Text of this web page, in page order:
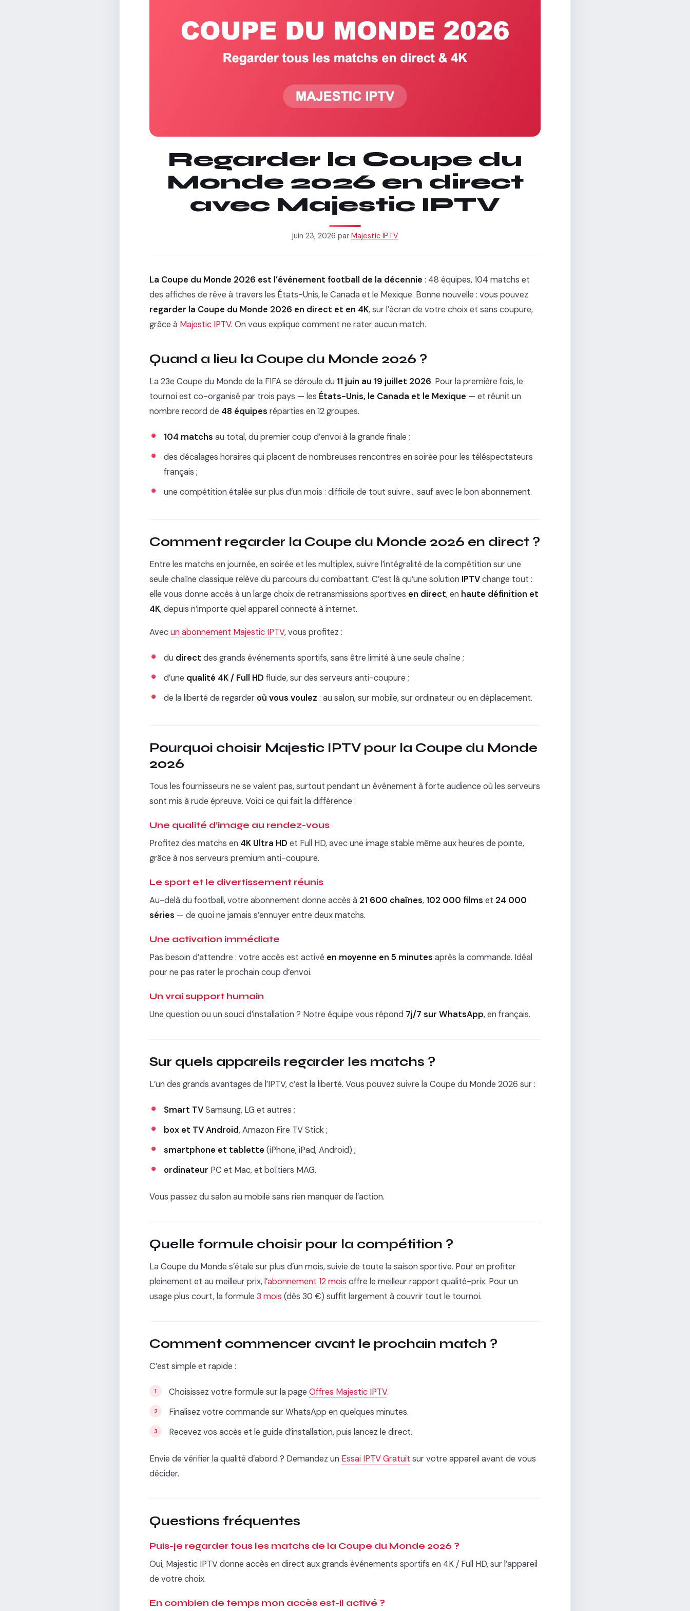
Regarder la Coupe du
Monde 2026 en direct
avec Majestic IPTV
juin 23, 2026 par Majestic IPTV
La Coupe du Monde 2026 est l’événement football de la décennie : 48 équipes, 104 matchs et
des affiches de rêve à travers les États-Unis, le Canada et le Mexique. Bonne nouvelle : vous pouvez
regarder la Coupe du Monde 2026 en direct et en 4K, sur l’écran de votre choix et sans coupure,
grâce à Majestic IPTV. On vous explique comment ne rater aucun match.
Quand a lieu la Coupe du Monde 2026 ?
La 23e Coupe du Monde de la FIFA se déroule du 11 juin au 19 juillet 2026. Pour la première fois, le
tournoi est co-organisé par trois pays — les États-Unis, le Canada et le Mexique — et réunit un
nombre record de 48 équipes réparties en 12 groupes.
104 matchs au total, du premier coup d’envoi à la grande finale ;
des décalages horaires qui placent de nombreuses rencontres en soirée pour les téléspectateurs
français ;
une compétition étalée sur plus d’un mois : difficile de tout suivre… sauf avec le bon abonnement.
Comment regarder la Coupe du Monde 2026 en direct ?
Entre les matchs en journée, en soirée et les multiplex, suivre l’intégralité de la compétition sur une
seule chaîne classique relève du parcours du combattant. C’est là qu’une solution IPTVchange tout :
elle vous donne accès à un large choix de retransmissions sportives en direct, en haute définition et
4K, depuis n’importe quel appareil connecté à internet.
Avecun abonnement Majestic IPTV, vous profitez :
du direct des grands événements sportifs, sans être limité à une seule chaîne ;
d’une qualité 4K / Full HD fluide, sur des serveurs anti-coupure ;
de la liberté de regarder où vous voulez : au salon, sur mobile, sur ordinateur ou en déplacement.
Pourquoi choisir Majestic IPTV pour la Coupe du Monde
2026
Tous les fournisseurs ne se valent pas, surtout pendant un événement à forte audience où les serveurs
sont mis à rude épreuve. Voici ce qui fait la différence :
Une qualité d’image au rendez-vous
Profitez des matchs en 4K Ultra HD et Full HD, avec une image stable même aux heures de pointe,
grâce à nos serveurs premium anti-coupure.
Le sport et le divertissement réunis
Au-delà du football, votre abonnement donne accès à 21 600 chaînes, 102 000 films et 24 000
séries — de quoi ne jamais s’ennuyer entre deux matchs.
Une activation immédiate
Pas besoin d’attendre : votre accès est activé en moyenne en 5 minutes après la commande. Idéal
pour ne pas rater le prochain coup d’envoi.
Un vrai support humain
Une question ou un souci d’installation ? Notre équipe vous répond 7j/7 sur WhatsApp, en français.
Sur quels appareils regarder les matchs ?
L’un des grands avantages de l’IPTV, c’est la liberté. Vous pouvez suivre la Coupe du Monde 2026 sur :
Smart TVSamsung, LG et autres ;
box et TV Android, Amazon Fire TV Stick ;
smartphone et tablette (iPhone, iPad, Android) ;
ordinateur PC et Mac, et boîtiers MAG.
Vous passez du salon au mobile sans rien manquer de l’action.
Quelle formule choisir pour la compétition ?
La Coupe du Monde s’étale sur plus d’un mois, suivie de toute la saison sportive. Pour en profiter
pleinement et au meilleur prix, l’abonnement 12 mois offre le meilleur rapport qualité-prix. Pour un
usage plus court, la formule 3 mois (dès 30 €) suffit largement à couvrir tout le tournoi.
Comment commencer avant le prochain match ?
C’est simple et rapide :
Choisissez votre formule sur la page Offres Majestic IPTV.
Finalisez votre commande sur WhatsApp en quelques minutes.
Recevez vos accès et le guide d’installation, puis lancez le direct.
Envie de vérifier la qualité d’abord ? Demandez un Essai IPTV Gratuit sur votre appareil avant de vous
décider.
Questions fréquentes
Puis-je regarder tous les matchs de la Coupe du Monde 2026 ?
Oui, Majestic IPTV donne accès en direct aux grands événements sportifs en 4K / Full HD, sur l’appareil
de votre choix.
En combien de temps mon accès est-il activé ?